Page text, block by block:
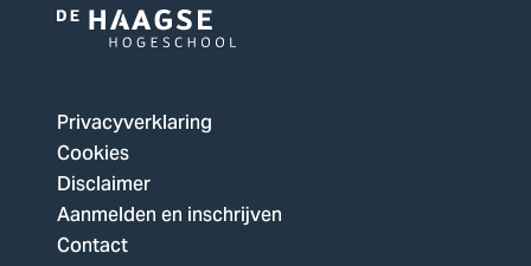
Logo
De
Haagse
Hogeschool,
ga
naar
Privacyverklaring
Cookies
Disclaimer
Aanmelden en inschrijven
Contact